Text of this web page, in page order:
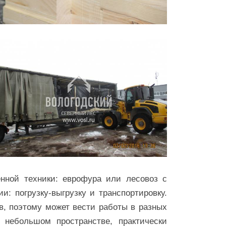
техники: еврофура или лесовоз с
выгрузку и транспортировку.
поэтому может вести работы в разных
пространстве, практически